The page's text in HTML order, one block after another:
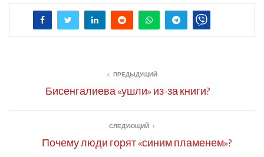
ПРЕДЫДУЩИЙ
Бисенгалиева «ушли» из-за книги?
СЛЕДУЮЩИЙ
Почему люди горят «синим пламенем»?